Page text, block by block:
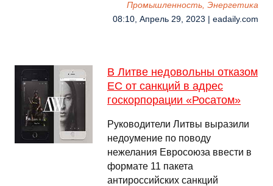
Промышленность, Энергетика
08:10, Апрель 29, 2023 | eadaily.com
В Литве недовольны отказом
ЕС от санкций в адрес
госкорпорации «Росатом»
Руководители Литвы выразили
недоумение по поводу
нежелания Евросоюза ввести в
формате 11 пакета
антироссийских санкций